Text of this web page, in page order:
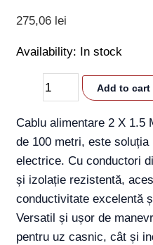
275,06 lei
Availability: In stock
Add to cart
Cablu alimentare 2 X 1.5
de 100 metri, este
electrice. Cu conductori
și izolație rezistentă,
conductivitate excelentă
Versatil și ușor de
pentru uz casnic, cât și